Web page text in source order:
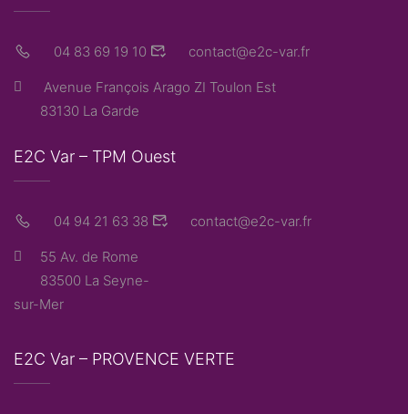
04 83 69 19 10 contact@e2c-var.fr
Avenue François Arago ZI Toulon Est
83130 La Garde
E2C Var – TPM Ouest
04 94 21 63 38 contact@e2c-var.fr
55 Av. de Rome
83500 La Seyne-
sur-Mer
E2C Var – PROVENCE VERTE